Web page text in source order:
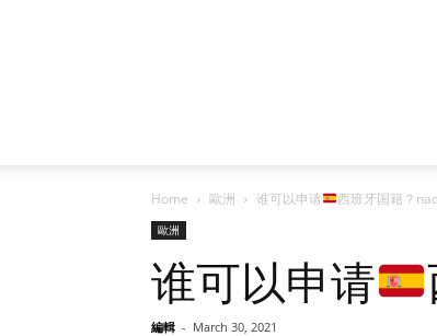
Home 歐洲 谁可以申请 西班牙国籍？
歐洲
谁可以申请
編輯 - March 30, 2021